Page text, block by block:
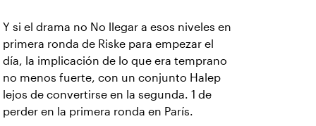
Y si el drama no No llegar a esos niveles en
primera ronda de Riske para empezar el
día, la implicación de lo que era temprano
no menos fuerte, con un conjunto Halep
lejos de convertirse en la segunda. 1 de
perder en la primera ronda en París.